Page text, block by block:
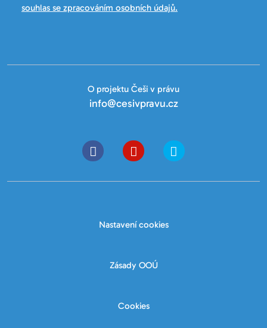
souhlas se zpracováním osobních údajů.
O projektu Češi v právu
info@cesivpravu.cz
Nastavení cookies
Zásady OOÚ
Cookies